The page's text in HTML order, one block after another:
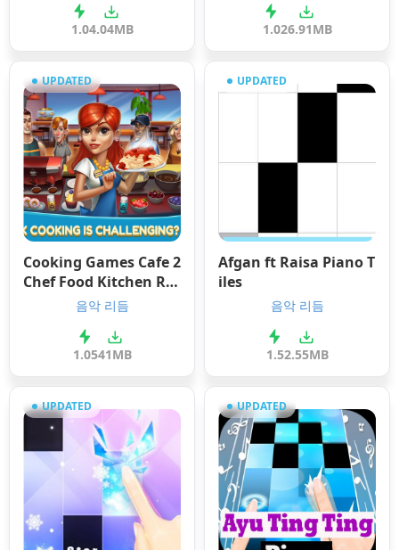
1.04.04MB 1.026.91MB
UPDATED
Cooking Games Cafe 2
Chef Food Kitchen Res
taurant음악 리듬
1.0541MB
UPDATED
Afgan ft Raisa Piano T
iles
음악 리듬
1.52.55MB
UPDATED UPDATED